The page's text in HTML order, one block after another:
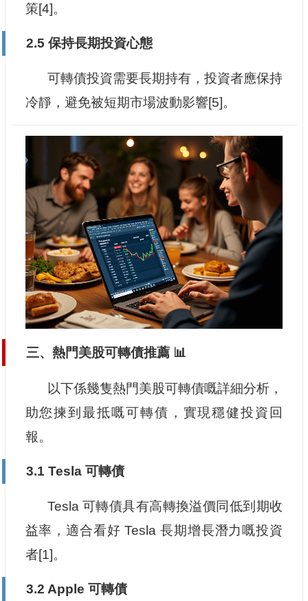
策[4]。
2.5 保持長期投資心態
可轉債投資需要長期持有，投資者應保持
冷靜，避免被短期市場波動影響[5]。
三、熱門美股可轉債推薦 📊
以下係幾隻熱門美股可轉債嘅詳細分析，
助您揀到最抵嘅可轉債，實現穩健投資回
報。
3.1 Tesla 可轉債
Tesla 可轉債具有高轉換溢價同低到期收
益率，適合看好 Tesla 長期增長潛力嘅投資
者[1]。
3.2 Apple 可轉債